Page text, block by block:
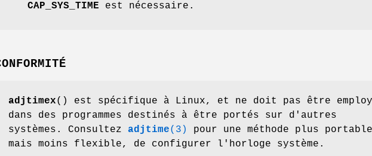
CAP_SYS_TIME est nécessaire.
adjtimex() est spécifique à Linux, et ne doit pas être
dans des programmes destinés à être portés sur d'autres
systèmes. Consultez adjtime(3)
pour une méthode plus
mais moins flexible, de configurer l'horloge système.